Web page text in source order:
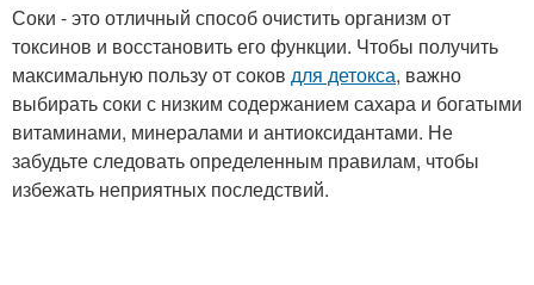
Соки - это отличный способ очистить организм от
токсинов и восстановить его функции. Чтобы получить
максимальную пользу от соков для детокса, важно
выбирать соки с низким содержанием сахара и богатыми
витаминами, минералами и антиоксидантами. Не
забудьте следовать определенным правилам, чтобы
избежать неприятных последствий.